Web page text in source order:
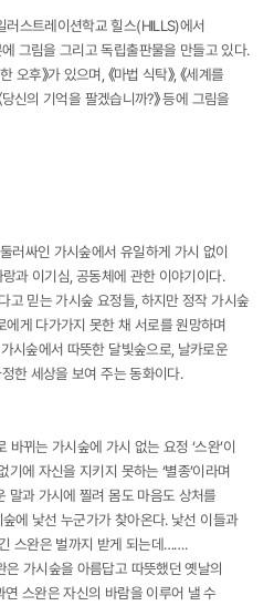
스트레이션학교 힐스(HILLS)에서
그림을 그리고 독립출판물을 만들고 있다.
후》가 있으며, 《마법 식탁》, 《세계를
당신의 기억을 팔겠습니까?》 등에 그림을
러싸인 가시숲에서 유일하게 가시 없이
과 이기심, 공동체에 관한 이야기이다.
고 믿는 가시숲 요정들, 하지만 정작 가시숲
게 다가가지 못한 채 서로를 원망하며
시숲에서 따뜻한 달빛숲으로, 날카로운
한 세상을 보여 주는 동화이다.
뀌는 가시숲에 가시 없는 요정 ‘스완’이
에 자신을 지키지 못하는 ‘별종’이라며
말과 가시에 찔려 몸도 마음도 상처를
에 낯선 누군가가 찾아온다. 낯선 이들과
스완은 벌까지 받게 되는데…….
가시숲을 아름답고 따뜻했던 옛날의
스완은 자신의 바람을 이루어 낼 수